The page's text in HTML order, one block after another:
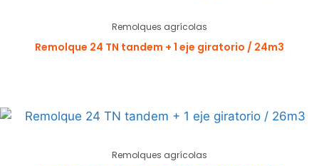
Remolques agrícolas
Remolque 24 TN tandem + 1 eje giratorio / 24m3
Remolques agrícolas